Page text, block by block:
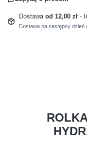
Dostawa od 12,00 zł -
Dostawa na następny dzień